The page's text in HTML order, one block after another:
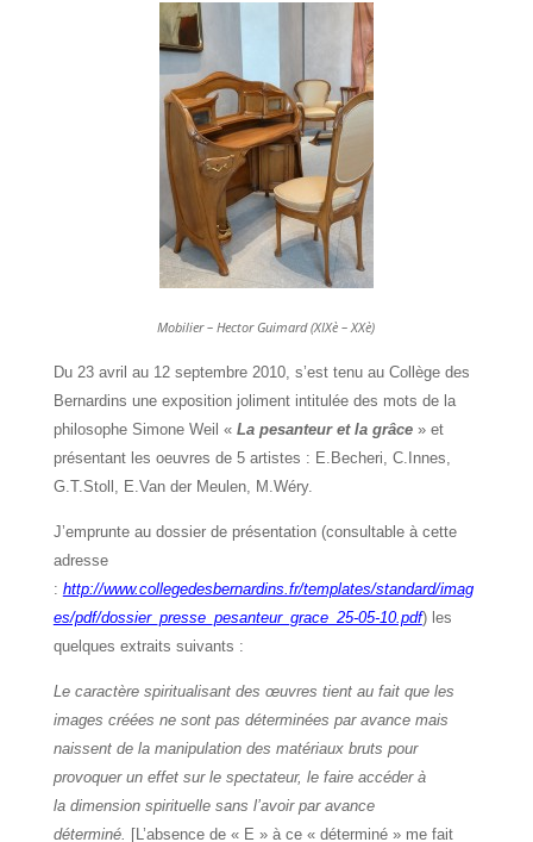
Mobilier – Hector Guimard (XIXè – XXè)
Du 23 avril au 12 septembre 2010, s’est tenu au Collège des
Bernardins une exposition joliment intitulée des mots de la
philosophe Simone Weil « La pesanteur et la grâce» et
présentant les oeuvres de 5 artistes : E.Becheri, C.Innes,
G.T.Stoll, E.Van der Meulen, M.Wéry.
J’emprunte au dossier de présentation (consultable à cette
adresse
: http://www.collegedesbernardins.fr/templates/standard/imag
es/pdf/dossier_presse_pesanteur_grace_25-05-10.pdf) les
quelques extraits suivants :
Le caractère spiritualisant des œuvres tient au fait que les
images créées ne sont pas déterminées par avance mais
naissent de la manipulation des matériaux bruts pour
provoquer un effet sur le spectateur, le faire accéder à
la dimension spirituelle sans l’avoir par avance
déterminé. [L’absence de « E » à ce « déterminé » me fait